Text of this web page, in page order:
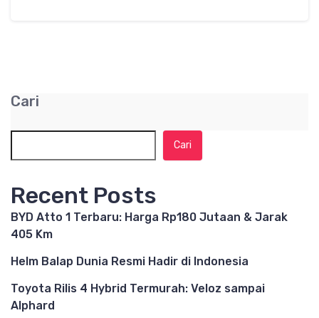
Cari
Cari
Recent Posts
BYD Atto 1 Terbaru: Harga Rp180 Jutaan & Jarak
405 Km
Helm Balap Dunia Resmi Hadir di Indonesia
Toyota Rilis 4 Hybrid Termurah: Veloz sampai
Alphard